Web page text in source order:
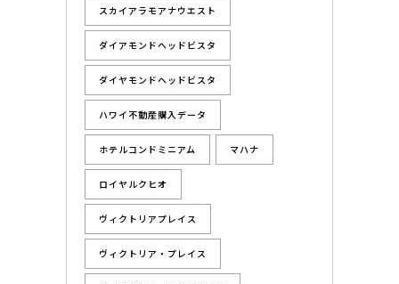
スカイアラモアナウエスト
ダイアモンドヘッドビスタ
ダイヤモンドヘッドビスタ
ハワイ不動産購入データ
ホテルコンドミニアム マハナ
ロイヤルクヒオ
ヴィクトリアプレイス
ヴィクトリア・プレイス